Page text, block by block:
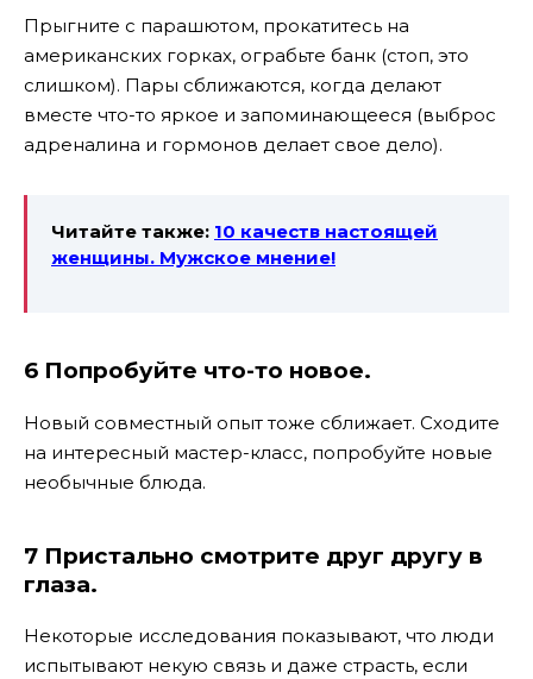
Прыгните с парашютом, прокатитесь на
американских горках, ограбьте банк (стоп, это
слишком). Пары сближаются, когда делают
вместе что-то яркое и запоминающееся (выброс
адреналина и гормонов делает свое дело).
Читайте также: 10 качеств настоящей
женщины. Мужское мнение!
6 Попробуйте что-то новое.
Новый совместный опыт тоже сближает. Сходите
на интересный мастер-класс, попробуйте новые
необычные блюда.
7 Пристально смотрите друг другу в
глаза.
Некоторые исследования показывают, что люди
испытывают некую связь и даже страсть, если